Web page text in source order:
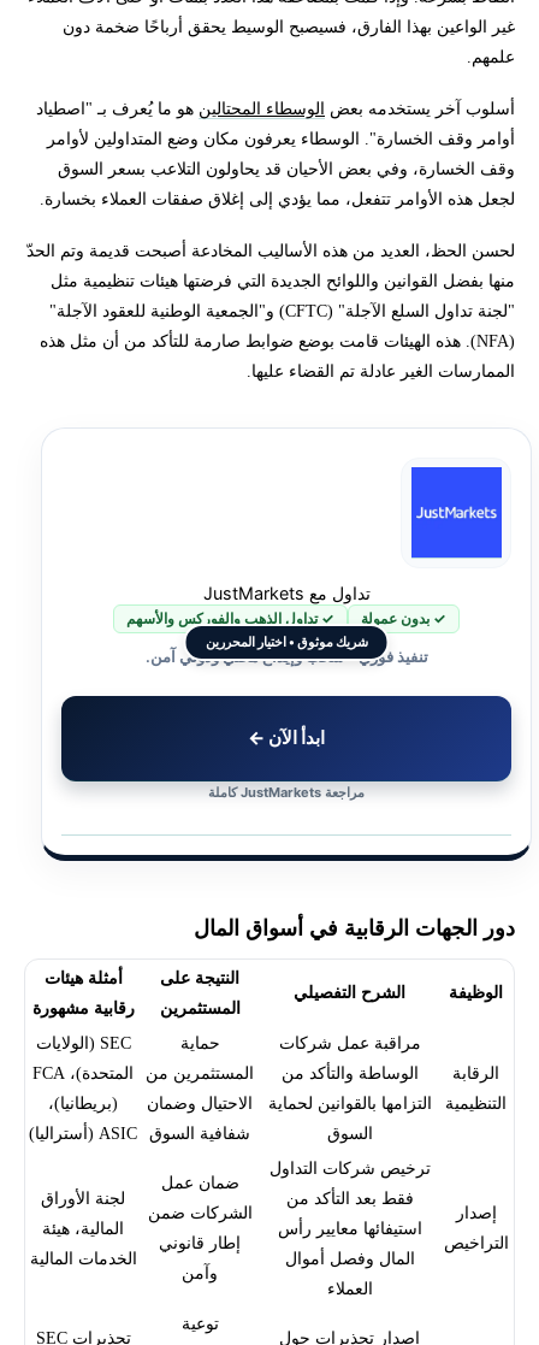
إخلاء المسؤولية وتنويه المخاطر
هل تقلق من استخدام الروبوت في تجاول الفوركس
غير الواعين بهذا الفارق، فسيصبح الوسيط يحقق أرباحًا ضخمة دون
علمهم.
أسلوب آخر يستخدمه بعض الوسطاء المحتالين هو ما يُعرف بـ "اصطياد
أوامر وقف الخسارة". الوسطاء يعرفون مكان وضع المتداولين لأوامر
وقف الخسارة، وفي بعض الأحيان قد يحاولون التلاعب بسعر السوق
لجعل هذه الأوامر تتفعل، مما يؤدي إلى إغلاق صفقات العملاء بخسارة.
لحسن الحظ، العديد من هذه الأساليب المخادعة أصبحت قديمة وتم الحدّ
منها بفضل القوانين واللوائح الجديدة التي فرضتها هيئات تنظيمية مثل
"لجنة تداول السلع الآجلة" (CFTC) و"الجمعية الوطنية للعقود الآجلة"
(NFA). هذه الهيئات قامت بوضع ضوابط صارمة للتأكد من أن مثل هذه
الممارسات الغير عادلة تم القضاء عليها.
شريك موثوق • اختيار المحررين
تداول مع JustMarkets
✓ بدون عمولة ✓ تداول الذهب والفوركس والأسهم
تنفيذ فوري • سحب وإيداع محلي ودولي آمن.
ابدأ الآن ←
مراجعة JustMarkets كاملة
دور الجهات الرقابية في أسواق المال
الوظيفة الشرح التفصيلي
النتيجة على
المستثمرين
أمثلة هيئات
رقابية مشهورة
الرقابة
التنظيمية
مراقبة عمل شركات
الوساطة والتأكد من
التزامها بالقوانين لحماية
السوق
حماية
المستثمرين من
الاحتيال وضمان
شفافية السوق
SEC (الولايات
المتحدة)، FCA
(بريطانيا)،
ASIC (أستراليا)
إصدار
التراخيص
ترخيص شركات التداول
فقط بعد التأكد من
استيفائها معايير رأس
المال وفصل أموال
العملاء
ضمان عمل
الشركات ضمن
إطار قانوني
وآمن
لجنة الأوراق
المالية، هيئة
الخدمات المالية
إصدار تحذيرات حول
توعية
تحذيرات SEC